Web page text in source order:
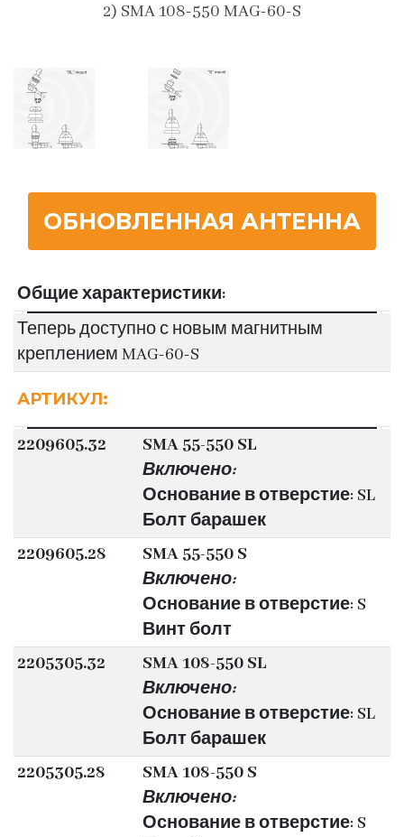
2) SMA 108-550 MAG-60-S
ОБНОВЛЕННАЯ АНТЕННА
Общие характеристики:
Теперь доступно с новым магнитным
креплением MAG-60-S
АРТИКУЛ:
2209605.32
SMA 55-550 SL
Включено:
Основание в отверстие: SL
Болт барашек
2209605.28
SMA 55-550 S
Включено:
Основание в отверстие: S
Винт болт
2205305.32
SMA 108-550 SL
Включено:
Основание в отверстие: SL
Болт барашек
2205305.28
SMA 108-550 S
Включено:
Основание в отверстие: S